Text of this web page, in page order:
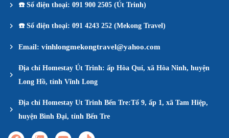
☎️Số điện thoại: 091 900 2505 (Út Trinh)
☎️Số điện thoại: 091 4243 252 (Mekong Travel)
Email: vinhlongmekongtravel@yahoo.com
Địa chỉ Homestay Út Trinh: ấp Hòa Quí, xã Hòa Ninh, huyện
Long Hồ, tỉnh Vĩnh Long
Địa chỉ Homestay Ut Trinh Bến Tre:Tổ 9, ấp 1, xã Tam Hiệp,
huyện Bình Đại, tỉnh Bến Tre